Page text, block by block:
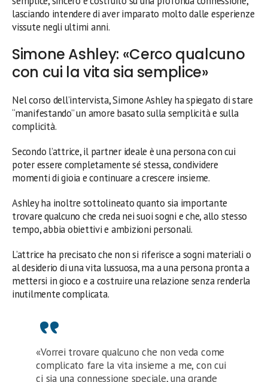
lasciando intendere di aver imparato molto dalle esperienze
vissute negli ultimi anni.
Simone Ashley: «Cerco qualcuno
con cui la vita sia semplice»
Nel corso dell’intervista, Simone Ashley ha spiegato di stare
“manifestando” un amore basato sulla semplicità e sulla
complicità.
Secondo l’attrice, il partner ideale è una persona con cui
poter essere completamente sé stessa, condividere
momenti di gioia e continuare a crescere insieme.
Ashley ha inoltre sottolineato quanto sia importante
trovare qualcuno che creda nei suoi sogni e che, allo stesso
tempo, abbia obiettivi e ambizioni personali.
L’attrice ha precisato che non si riferisce a sogni materiali o
al desiderio di una vita lussuosa, ma a una persona pronta a
mettersi in gioco e a costruire una relazione senza renderla
inutilmente complicata.
«Vorrei trovare qualcuno che non veda come
complicato fare la vita insieme a me, con cui
ci sia una connessione speciale, una grande